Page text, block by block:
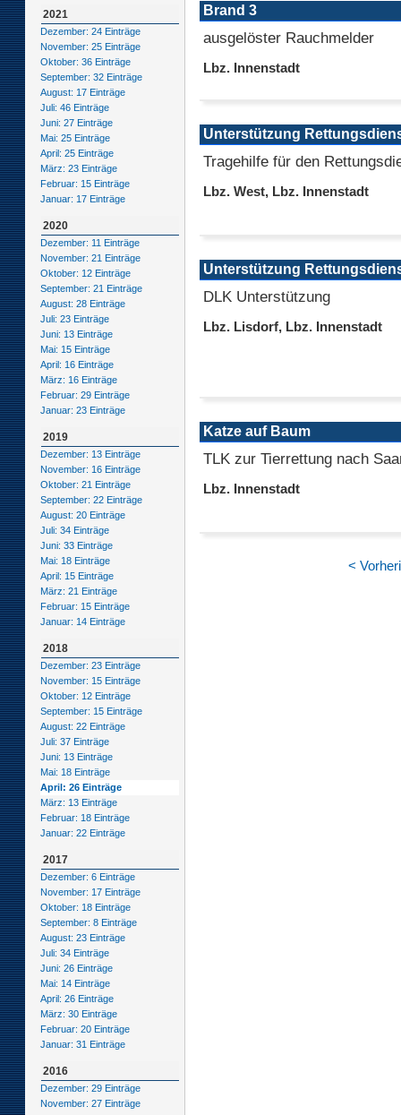
2021
Dezember: 24 Einträge
November: 25 Einträge
Oktober: 36 Einträge
September: 32 Einträge
August: 17 Einträge
Juli: 46 Einträge
Juni: 27 Einträge
Mai: 25 Einträge
April: 25 Einträge
März: 23 Einträge
Februar: 15 Einträge
Januar: 17 Einträge
2020
Dezember: 11 Einträge
November: 21 Einträge
Oktober: 12 Einträge
September: 21 Einträge
August: 28 Einträge
Juli: 23 Einträge
Juni: 13 Einträge
Mai: 15 Einträge
April: 16 Einträge
März: 16 Einträge
Februar: 29 Einträge
Januar: 23 Einträge
2019
Dezember: 13 Einträge
November: 16 Einträge
Oktober: 21 Einträge
September: 22 Einträge
August: 20 Einträge
Juli: 34 Einträge
Juni: 33 Einträge
Mai: 18 Einträge
April: 15 Einträge
März: 21 Einträge
Februar: 15 Einträge
Januar: 14 Einträge
2018
Dezember: 23 Einträge
November: 15 Einträge
Oktober: 12 Einträge
September: 15 Einträge
August: 22 Einträge
Juli: 37 Einträge
Juni: 13 Einträge
Mai: 18 Einträge
April: 26 Einträge
März: 13 Einträge
Februar: 18 Einträge
Januar: 22 Einträge
2017
Dezember: 6 Einträge
November: 17 Einträge
Oktober: 18 Einträge
September: 8 Einträge
August: 23 Einträge
Juli: 34 Einträge
Juni: 26 Einträge
Mai: 14 Einträge
April: 26 Einträge
März: 30 Einträge
Februar: 20 Einträge
Januar: 31 Einträge
2016
Dezember: 29 Einträge
November: 27 Einträge
Brand 3
ausgelöster Rauchmelder
Lbz. Innenstadt
Unterstützung
Tragehilfe für den
Lbz. West, Lbz. Innenstadt
Unterstützung
DLK Unterstützung
Lbz. Lisdorf, Lbz. Innenstadt
Katze auf Baum
TLK zur Tierrettung nach
Lbz. Innenstadt
<